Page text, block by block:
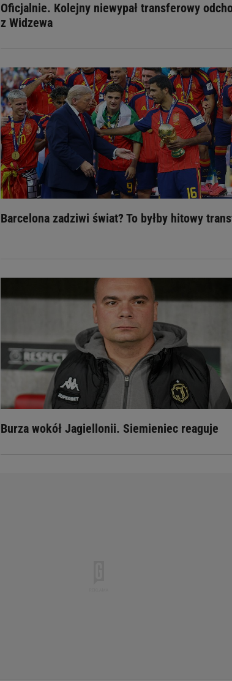
Oficjalnie. Kolejny niewypał transferowy
z Widzewa
Barcelona zadziwi świat? To byłby hitowy
Burza wokół Jagiellonii. Siemieniec reaguje